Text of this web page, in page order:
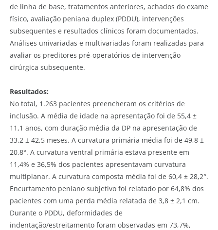
de linha de base, tratamentos anteriores, achados do exame
físico, avaliação peniana duplex (PDDU), intervenções
subsequentes e resultados clínicos foram documentados.
Análises univariadas e multivariadas foram realizadas para
avaliar os preditores pré-operatórios de intervenção
cirúrgica subsequente.
Resultados:
No total, 1.263 pacientes preencheram os critérios de
inclusão. A média de idade na apresentação foi de 55,4 ±
11,1 anos, com duração média da DP na apresentação de
33,2 ± 42,5 meses. A curvatura primária média foi de 49,8 ±
20,8°. A curvatura ventral primária estava presente em
11,4% e 36,5% dos pacientes apresentavam curvatura
multiplanar. A curvatura composta média foi de 60,4 ± 28,2°.
Encurtamento peniano subjetivo foi relatado por 64,8% dos
pacientes com uma perda média relatada de 3,8 ± 2,1 cm.
Durante o PDDU, deformidades de
indentação/estreitamento foram observadas em 73,7%,